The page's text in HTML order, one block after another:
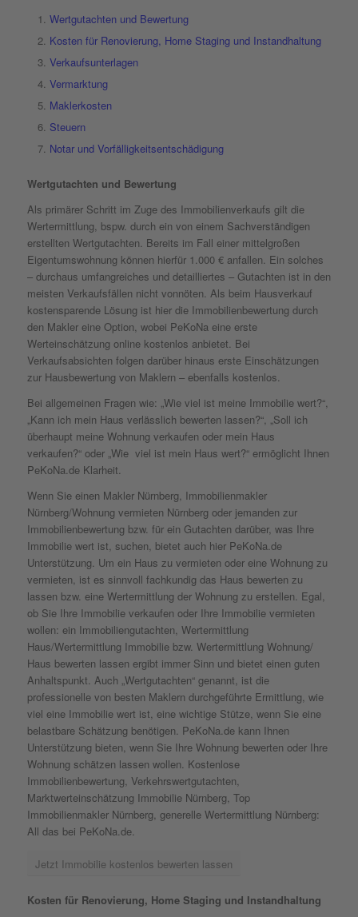
Wertgutachten und Bewertung
Kosten für Renovierung, Home Staging und Instandhaltung
Verkaufsunterlagen
Vermarktung
Maklerkosten
Steuern
Notar und Vorfälligkeitsentschädigung
Wertgutachten und Bewertung
Als primärer Schritt im Zuge des Immobilienverkaufs gilt die
Wertermittlung, bspw. durch ein von einem Sachverständigen
erstellten Wertgutachten. Bereits im Fall einer mittelgroßen
Eigentumswohnung können hierfür 1.000 € anfallen. Ein solches
– durchaus umfangreiches und detailliertes – Gutachten ist in den
meisten Verkaufsfällen nicht vonnöten. Als beim Hausverkauf
kostensparende Lösung ist hier die Immobilienbewertung durch
den Makler eine Option, wobei PeKoNa eine erste
Werteinschätzung online kostenlos anbietet. Bei
Verkaufsabsichten folgen darüber hinaus erste Einschätzungen
zur Hausbewertung von Maklern – ebenfalls kostenlos.
Bei allgemeinen Fragen wie: „Wie viel ist meine Immobilie wert?“,
„Kann ich mein Haus verlässlich bewerten lassen?“, „Soll ich
überhaupt meine Wohnung verkaufen oder mein Haus
verkaufen?“ oder „Wie viel ist mein Haus wert?“ ermöglicht Ihnen
PeKoNa.de Klarheit.
Wenn Sie einen Makler Nürnberg, Immobilienmakler
Nürnberg/Wohnung vermieten Nürnberg oder jemanden zur
Immobilienbewertung bzw. für ein Gutachten darüber, was Ihre
Immobilie wert ist, suchen, bietet auch hier PeKoNa.de
Unterstützung. Um ein Haus zu vermieten oder eine Wohnung zu
vermieten, ist es sinnvoll fachkundig das Haus bewerten zu
lassen bzw. eine Wertermittlung der Wohnung zu erstellen. Egal,
ob Sie Ihre Immobilie verkaufen oder Ihre Immobilie vermieten
wollen: ein Immobiliengutachten, Wertermittlung
Haus/Wertermittlung Immobilie bzw. Wertermittlung Wohnung/
Haus bewerten lassen ergibt immer Sinn und bietet einen guten
Anhaltspunkt. Auch „Wertgutachten“ genannt, ist die
professionelle von besten Maklern durchgeführte Ermittlung, wie
viel eine Immobilie wert ist, eine wichtige Stütze, wenn Sie eine
belastbare Schätzung benötigen. PeKoNa.de kann Ihnen
Unterstützung bieten, wenn Sie Ihre Wohnung bewerten oder Ihre
Wohnung schätzen lassen wollen. Kostenlose
Immobilienbewertung, Verkehrswertgutachten,
Marktwerteinschätzung Immobilie Nürnberg, Top
Immobilienmakler Nürnberg, generelle Wertermittlung Nürnberg:
All das bei PeKoNa.de.
Jetzt Immobilie kostenlos bewerten lassen
Kosten für Renovierung, Home Staging und Instandhaltung